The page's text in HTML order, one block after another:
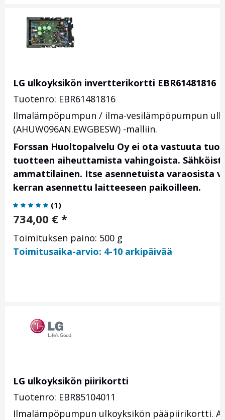
LG ulkoyksikön invertterikortti EBR61481816
Tuotenro: EBR61481816
Ilmalämpöpumpun / ilma-vesilämpöpumpun
(AHUW096AN.EWGBESW) -malliin.
Forssan Huoltopalvelu Oy ei ota vastuuta
tuotteen aiheuttamista vahingoista.
ammattilainen. Itse asennetuista varaosista
kerran asennettu laitteeseen paikoilleen.
(1)
734,00 € *
Toimituksen paino: 500 g
Toimitusaika-arvio: 4-10 arkipäivää
LG ulkoyksikön piirikortti
Tuotenro: EBR85104011
Ilmalämpöpumpun ulkoyksikön pääpiirikortti.